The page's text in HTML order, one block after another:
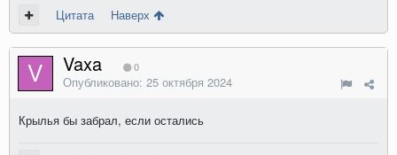
Цитата Наверх
Vaxa 0
Опубликовано: 25 октября 2024
Крылья бы забрал, если остались